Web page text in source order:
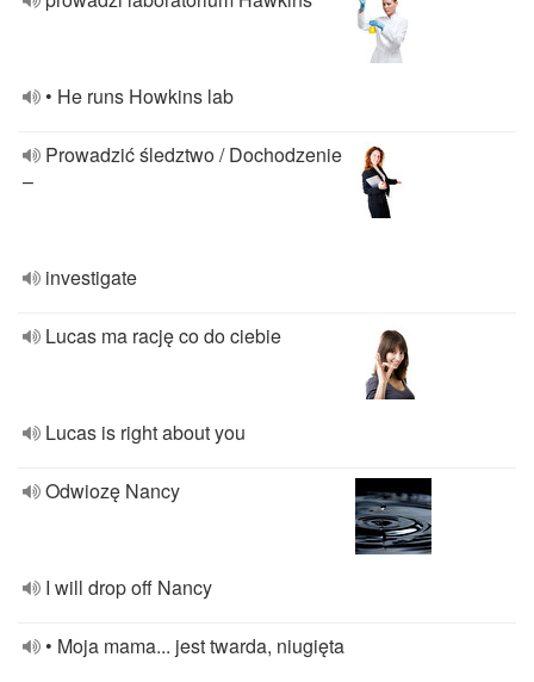
• He runs Howkins lab
Prowadzić śledztwo / Dochodzenie
–
investigate
Lucas ma rację co do ciebie
Lucas is right about you
Odwiozę Nancy
I will drop off Nancy
• Moja mama... jest twarda, niugięta